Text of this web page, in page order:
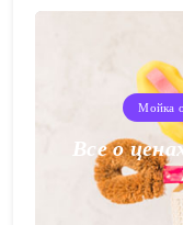
Мойка
Все о